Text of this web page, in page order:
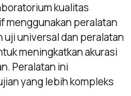
kualitas
menggunakan peralatan
universal dan peralatan
meningkatkan akurasi
Peralatan ini
yang lebih kompleks